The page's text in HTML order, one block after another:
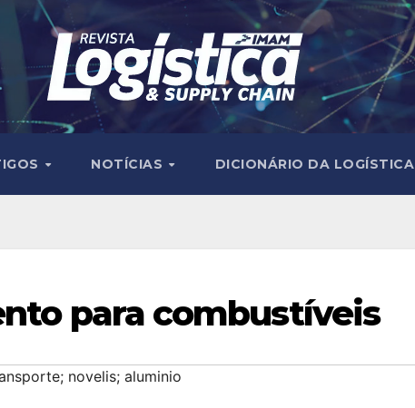
NOTÍCIAS DICIONÁRIO DA LOGÍSTICA
para combustíveis
novelis; aluminio